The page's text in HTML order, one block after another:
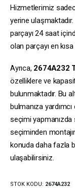
Hizmetlerimiz
yerine
parçayı 24 saat
olan parçayı en
Ayrıca, 2674A232
özelliklere ve
bulunmaktadır. Bu
bulmanıza
seçimi yapmanızda
seçiminden
konuda daha fazla
ulaşabilirsiniz.
STOK KODU: 2674A232